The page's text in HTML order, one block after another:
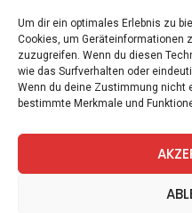
Um dir ein optimales Erlebnis zu
Cookies, um Geräteinformationen
zuzugreifen. Wenn du diesen
wie das Surfverhalten oder
Wenn du deine Zustimmung nicht
bestimmte Merkmale und
ALLGEMEIN WISSEN
Chantal Mouffe wird
etwas Schlechtes